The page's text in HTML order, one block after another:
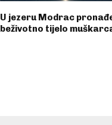
U jezeru Modrac
beživotno tijelo